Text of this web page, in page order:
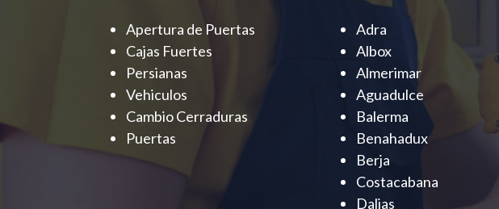
Apertura de Puertas
Cajas Fuertes
Persianas
Vehiculos
Cambio Cerraduras
Puertas
Adra
Albox
Almerimar
Aguadulce
Balerma
Benahadux
Berja
Costacabana
Dalias